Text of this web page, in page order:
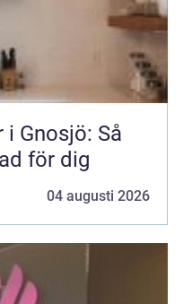
i Gnosjö: Så
för dig
04 augusti 2026